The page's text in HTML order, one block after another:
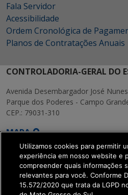
Fala Servidor
Acessibilidade
Ordem Cronológica de
Planos de Contratações Anuais
CONTROLADORIA-GERAL DO
Avenida Desembargador José
Parque dos Poderes - Campo
CEP.: 79031-310
MAPA
SETDIG | Secretaria-
Utilizamos cookies para permitir
experiência em nosso website e
compreender quais informações
relevantes para você. Conforme
15.572/2020 que trata da LGPD